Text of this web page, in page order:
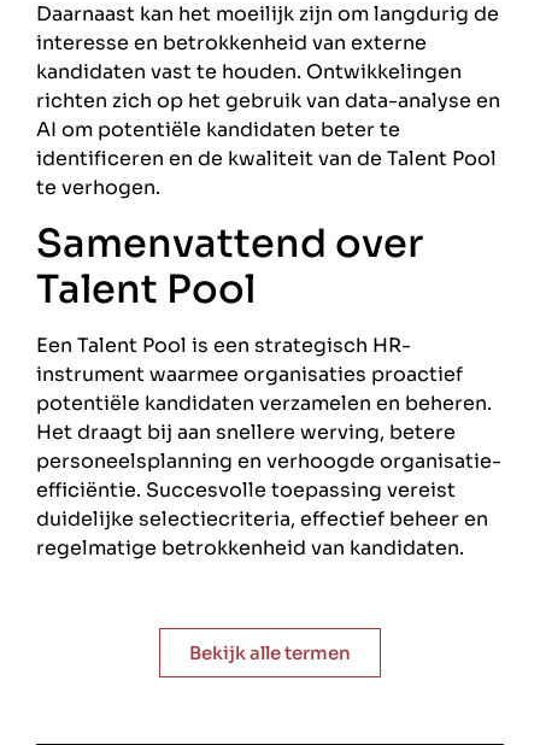
Daarnaast kan het moeilijk zijn om langdurig de
interesse en betrokkenheid van externe
kandidaten vast te houden. Ontwikkelingen
richten zich op het gebruik van data-analyse en
AI om potentiële kandidaten beter te
identificeren en de kwaliteit van de Talent Pool
te verhogen.
Samenvattend over
Talent Pool
Een Talent Pool is een strategisch HR-
instrument waarmee organisaties proactief
potentiële kandidaten verzamelen en beheren.
Het draagt bij aan snellere werving, betere
personeelsplanning en verhoogde organisatie-
efficiëntie. Succesvolle toepassing vereist
duidelijke selectiecriteria, effectief beheer en
regelmatige betrokkenheid van kandidaten.
Bekijk alle termen